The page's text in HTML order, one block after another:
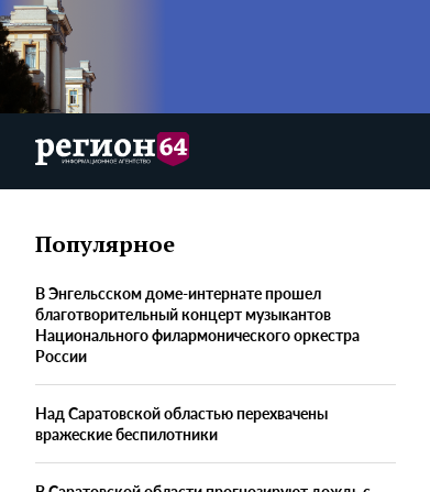
Популярное
В Энгельсском доме-интернате прошел
благотворительный концерт музыкантов
Национального филармонического оркестра
России
Над Саратовской областью перехвачены
вражеские беспилотники